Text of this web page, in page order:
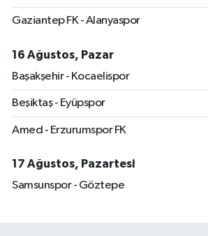
Gaziantep FK - Alanyaspor
16 Ağustos, Pazar
Başakşehir - Kocaelispor
Beşiktaş - Eyüpspor
Amed - Erzurumspor FK
17 Ağustos, Pazartesi
Samsunspor - Göztepe